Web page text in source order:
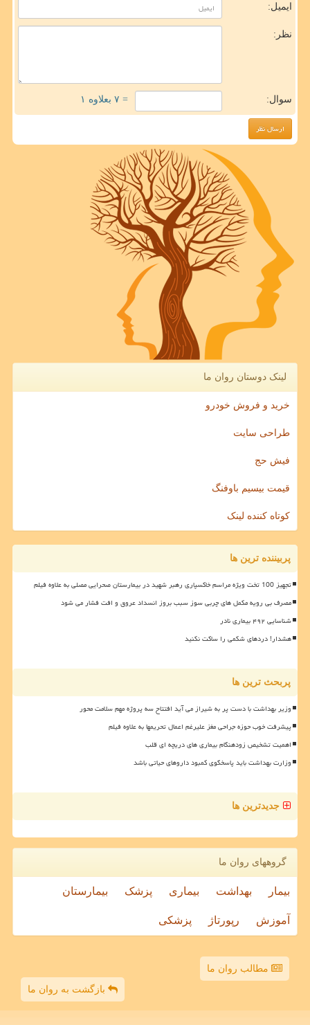
ایمیل:
نظر:
سوال: = ۷ بعلاوه ۱
لینک دوستان روان ما
خرید و فروش خودرو
طراحی سایت
فیش حج
قیمت بیسیم باوفنگ
کوتاه کننده لینک
پربیننده ترین ها
تجهیز 100 تخت ویژه مراسم خاکسپاری رهبر شهید در بیمارستان صحرایی مصلی به علاوه فیلم
مصرف بی رویه مکمل های چربی سوز سبب بروز انسداد عروق و افت فشار می شود
شناسایی ۴۹۲ بیماری نادر
هشدار! دردهای شکمی را ساکت نکنید
پربحث ترین ها
وزیر بهداشت با دست پر به شیراز می آید افتتاح سه پروژه مهم سلامت محور
پیشرفت خوب حوزه جراحی مغز علیرغم اعمال تحریمها به علاوه فیلم
اهمیت تشخیص زودهنگام بیماری های دریچه ای قلب
وزارت بهداشت باید پاسخگوی کمبود داروهای حیاتی باشد
جدیدترین ها
گروههای روان ما
بیمار بهداشت بیماری پزشک بیمارستان
آموزش رپورتاژ پزشکی
مطالب روان ما
بازگشت به روان ما